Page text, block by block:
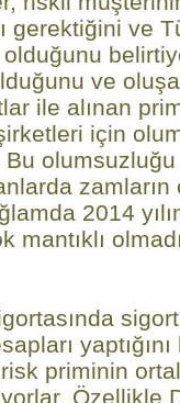
gerektiğini ve
ve
ile alınan
için
2014
mantıklı
priminin
Özellikle